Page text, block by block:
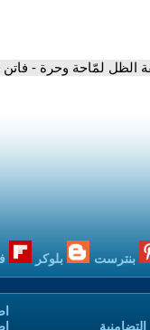
الظل لمّاحة وحرة -
بنترست بلوكر